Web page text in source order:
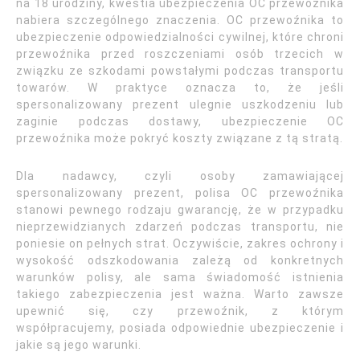
na 18 urodziny, kwestia ubezpieczenia OC przewoźnika
nabiera szczególnego znaczenia. OC przewoźnika to
ubezpieczenie odpowiedzialności cywilnej, które chroni
przewoźnika przed roszczeniami osób trzecich w
związku ze szkodami powstałymi podczas transportu
towarów. W praktyce oznacza to, że jeśli
spersonalizowany prezent ulegnie uszkodzeniu lub
zaginie podczas dostawy, ubezpieczenie OC
przewoźnika może pokryć koszty związane z tą stratą.
Dla nadawcy, czyli osoby zamawiającej
spersonalizowany prezent, polisa OC przewoźnika
stanowi pewnego rodzaju gwarancję, że w przypadku
nieprzewidzianych zdarzeń podczas transportu, nie
poniesie on pełnych strat. Oczywiście, zakres ochrony i
wysokość odszkodowania zależą od konkretnych
warunków polisy, ale sama świadomość istnienia
takiego zabezpieczenia jest ważna. Warto zawsze
upewnić się, czy przewoźnik, z którym
współpracujemy, posiada odpowiednie ubezpieczenie i
jakie są jego warunki.